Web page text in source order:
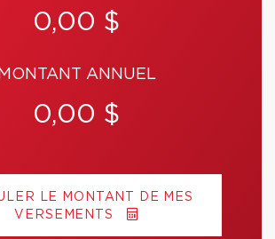
0,00 $
MONTANT ANNUEL
0,00 $
LE MONTANT DE MES
VERSEMENTS